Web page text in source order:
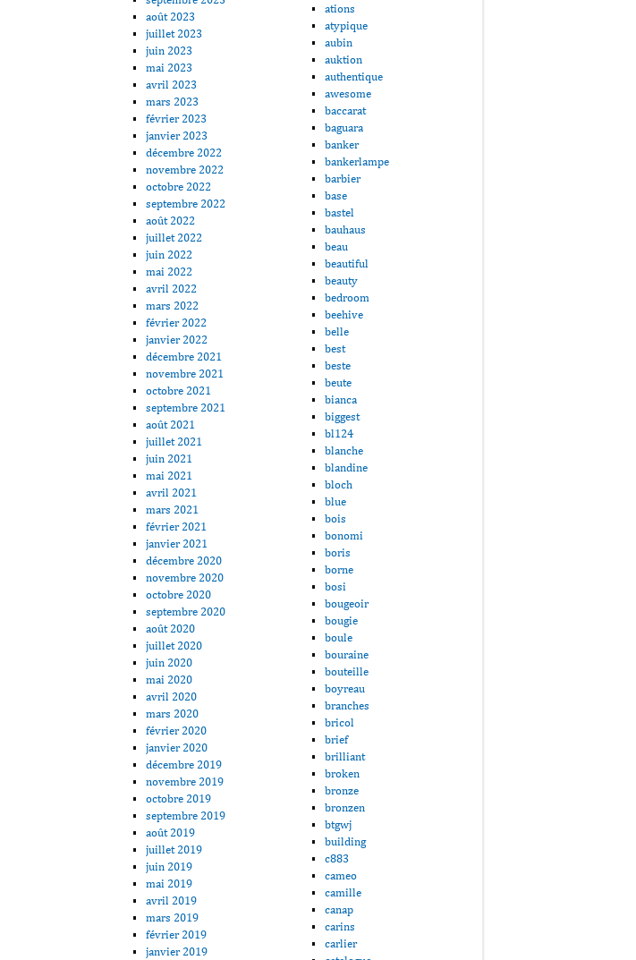
août 2023
juillet 2023
juin 2023
mai 2023
avril 2023
mars 2023
février 2023
janvier 2023
décembre 2022
novembre 2022
octobre 2022
septembre 2022
août 2022
juillet 2022
juin 2022
mai 2022
avril 2022
mars 2022
février 2022
janvier 2022
décembre 2021
novembre 2021
octobre 2021
septembre 2021
août 2021
juillet 2021
juin 2021
mai 2021
avril 2021
mars 2021
février 2021
janvier 2021
décembre 2020
novembre 2020
octobre 2020
septembre 2020
août 2020
juillet 2020
juin 2020
mai 2020
avril 2020
mars 2020
février 2020
janvier 2020
décembre 2019
novembre 2019
octobre 2019
septembre 2019
août 2019
juillet 2019
juin 2019
mai 2019
avril 2019
mars 2019
février 2019
janvier 2019
ations
atypique
aubin
auktion
authentique
awesome
baccarat
baguara
banker
bankerlampe
barbier
base
bastel
bauhaus
beau
beautiful
beauty
bedroom
beehive
belle
best
beste
beute
bianca
biggest
bl124
blanche
blandine
bloch
blue
bois
bonomi
boris
borne
bosi
bougeoir
bougie
boule
bouraine
bouteille
boyreau
branches
bricol
brief
brilliant
broken
bronze
bronzen
btgwj
building
c883
cameo
camille
canap
carins
carlier